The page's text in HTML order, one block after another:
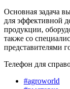
Основная задача
для эффективной
продукции,
также со
представителями
Телефон для
#agroworld